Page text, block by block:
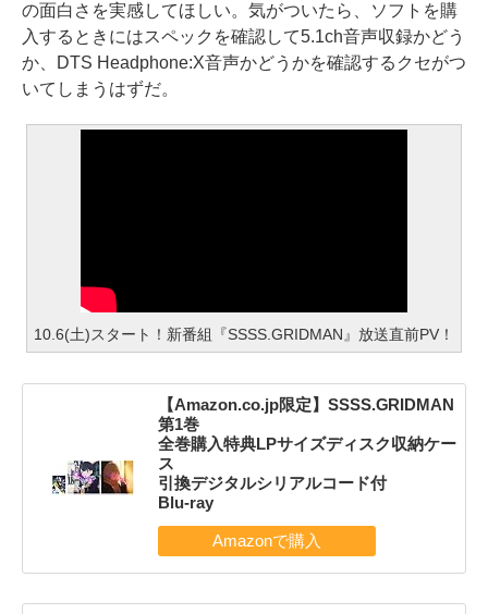
の面白さを実感してほしい。気がついたら、ソフトを購
入するときにはスペックを確認して5.1ch音声収録かどう
か、DTS Headphone:X音声かどうかを確認するクセがつ
いてしまうはずだ。
10.6(土)スタート！新番組『SSSS.GRIDMAN』放送直前PV！
【Amazon.co.jp限定】SSSS.GRIDMAN
第1巻
全巻購入特典LPサイズディスク収納ケー
ス
引換デジタルシリアルコード付
Blu-ray